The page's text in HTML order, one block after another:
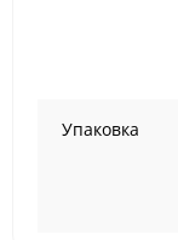
Упаковка